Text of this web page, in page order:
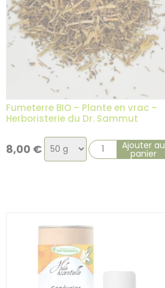
Fumeterre BIO – Plante en vrac –
Herboristerie du Dr. Sammut
8,00 € Choix
de
Ajouter au
panier